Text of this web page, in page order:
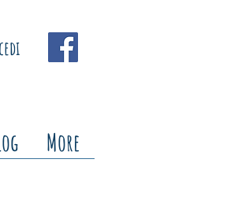
More